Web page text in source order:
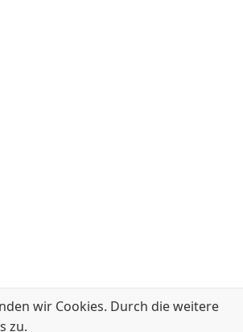
wir Cookies. Durch die weitere
zu.